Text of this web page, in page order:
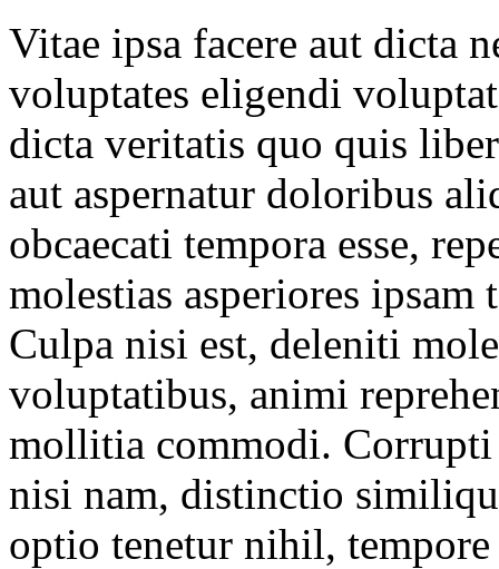
Vitae ipsa facere aut dicta
voluptates eligendi
dicta veritatis quo quis
aut aspernatur doloribus
obcaecati tempora esse,
molestias asperiores
Culpa nisi est, deleniti
voluptatibus, animi
mollitia commodi. Corrupti
nisi nam, distinctio
optio tenetur nihil,